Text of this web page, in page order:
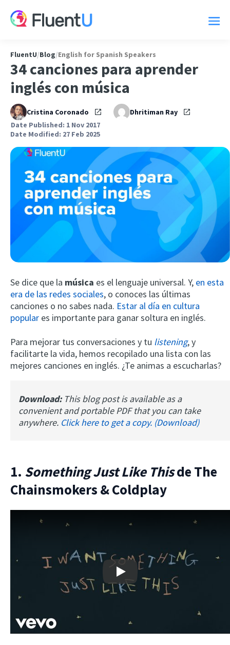
FluentU/Blog/English for Spanish Speakers
34 canciones para aprender
inglés con música
Cristina Coronado
Dhritiman Ray
Date Published: 1 Nov 2017
Date Modified: 27 Feb 2025
Se dice que la música es el lenguaje universal. Y, en esta
era de las redes sociales, o conoces las últimas
canciones o no sabes nada. Estar al día en cultura
popular es importante para ganar soltura en inglés.
Para mejorar tus conversaciones y tu listening, y
facilitarte la vida, hemos recopilado una lista con las
mejores canciones en inglés. ¿Te animas a escucharlas?
Download: This blog post is available as a
convenient and portable PDF that you can take
anywhere. Click here to get a copy. (Download)
1. Something Just Like Thisde The
Chainsmokers & Coldplay
Play